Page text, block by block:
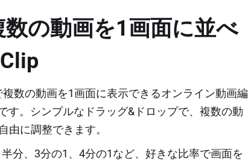
の動画を1画面に並べ
数の動画を1画面に表示できるオンライン動画編
す。シンプルなドラッグ&ドロップで、複数の動
由に調整できます。
半分、3分の1、4分の1など、好きな比率で画面を